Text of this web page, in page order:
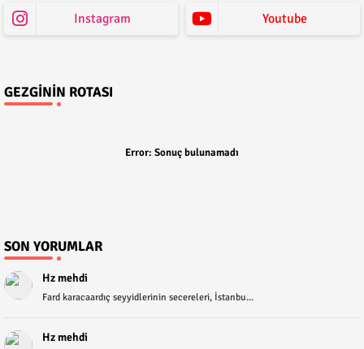
Instagram Youtube
GEZGININ ROTASI
Error: Sonuç bulunamadı
SON YORUMLAR
Hz mehdi
Fard karacaardıç seyyidlerinin secereleri, İstanbu...
Hz mehdi